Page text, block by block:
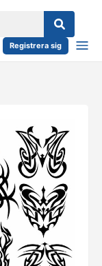
Registrera sig